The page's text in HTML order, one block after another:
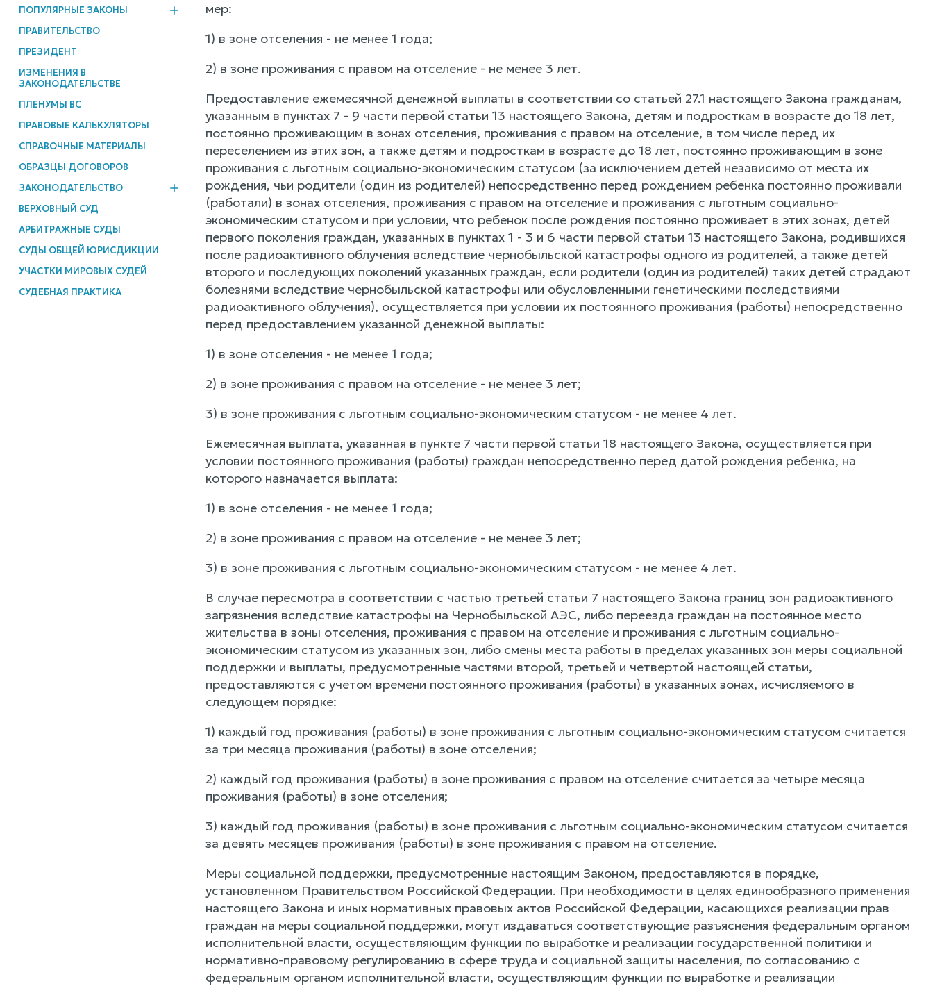
ПОПУЛЯРНЫЕ ЗАКОНЫ
ПРАВИТЕЛЬСТВО
ПРЕЗИДЕНТ
ИЗМЕНЕНИЯ В
ЗАКОНОДАТЕЛЬСТВЕ
ПЛЕНУМЫ ВС
ПРАВОВЫЕ КАЛЬКУЛЯТОРЫ
СПРАВОЧНЫЕ МАТЕРИАЛЫ
ОБРАЗЦЫ ДОГОВОРОВ
ЗАКОНОДАТЕЛЬСТВО
ВЕРХОВНЫЙ СУД
АРБИТРАЖНЫЕ СУДЫ
СУДЫ ОБЩЕЙ ЮРИСДИКЦИИ
УЧАСТКИ МИРОВЫХ СУДЕЙ
СУДЕБНАЯ ПРАКТИКА
мер:
1) в зоне отселения - не менее 1 года;
2) в зоне проживания с правом на отселение - не менее 3 лет.
Предоставление ежемесячной денежной выплаты в соответствии со статьей 27.1 настоящего Закона гражданам,
указанным в пунктах 7 - 9 части первой статьи 13 настоящего Закона, детям и подросткам в возрасте до 18 лет,
постоянно проживающим в зонах отселения, проживания с правом на отселение, в том числе перед их
переселением из этих зон, а также детям и подросткам в возрасте до 18 лет, постоянно проживающим в зоне
проживания с льготным социально-экономическим статусом (за исключением детей независимо от места их
рождения, чьи родители (один из родителей) непосредственно перед рождением ребенка постоянно проживали
(работали) в зонах отселения, проживания с правом на отселение и проживания с льготным социально-
экономическим статусом и при условии, что ребенок после рождения постоянно проживает в этих зонах, детей
первого поколения граждан, указанных в пунктах 1 - 3 и 6 части первой статьи 13 настоящего Закона, родившихся
после радиоактивного облучения вследствие чернобыльской катастрофы одного из родителей, а также детей
второго и последующих поколений указанных граждан, если родители (один из родителей) таких детей страдают
болезнями вследствие чернобыльской катастрофы или обусловленными генетическими последствиями
радиоактивного облучения), осуществляется при условии их постоянного проживания (работы) непосредственно
перед предоставлением указанной денежной выплаты:
1) в зоне отселения - не менее 1 года;
2) в зоне проживания с правом на отселение - не менее 3 лет;
3) в зоне проживания с льготным социально-экономическим статусом - не менее 4 лет.
Ежемесячная выплата, указанная в пункте 7 части первой статьи 18 настоящего Закона, осуществляется при
условии постоянного проживания (работы) граждан непосредственно перед датой рождения ребенка, на
которого назначается выплата:
1) в зоне отселения - не менее 1 года;
2) в зоне проживания с правом на отселение - не менее 3 лет;
3) в зоне проживания с льготным социально-экономическим статусом - не менее 4 лет.
В случае пересмотра в соответствии с частью третьей статьи 7 настоящего Закона границ зон радиоактивного
загрязнения вследствие катастрофы на Чернобыльской АЭС, либо переезда граждан на постоянное место
жительства в зоны отселения, проживания с правом на отселение и проживания с льготным социально-
экономическим статусом из указанных зон, либо смены места работы в пределах указанных зон меры социальной
поддержки и выплаты, предусмотренные частями второй, третьей и четвертой настоящей статьи,
предоставляются с учетом времени постоянного проживания (работы) в указанных зонах, исчисляемого в
следующем порядке:
1) каждый год проживания (работы) в зоне проживания с льготным социально-экономическим статусом считается
за три месяца проживания (работы) в зоне отселения;
2) каждый год проживания (работы) в зоне проживания с правом на отселение считается за четыре месяца
проживания (работы) в зоне отселения;
3) каждый год проживания (работы) в зоне проживания с льготным социально-экономическим статусом считается
за девять месяцев проживания (работы) в зоне проживания с правом на отселение.
Меры социальной поддержки, предусмотренные настоящим Законом, предоставляются в порядке,
установленном Правительством Российской Федерации. При необходимости в целях единообразного применения
настоящего Закона и иных нормативных правовых актов Российской Федерации, касающихся реализации прав
граждан на меры социальной поддержки, могут издаваться соответствующие разъяснения федеральным органом
исполнительной власти, осуществляющим функции по выработке и реализации государственной политики и
нормативно-правовому регулированию в сфере труда и социальной защиты населения, по согласованию с
федеральным органом исполнительной власти, осуществляющим функции по выработке и реализации